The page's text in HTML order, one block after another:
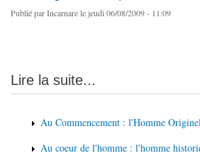
Publié parIncarnarele jeudi 06/08/2009 - 11:09
Lire la suite...
Au Commencement : l'Homme
Au coeur de l'homme : l'homme